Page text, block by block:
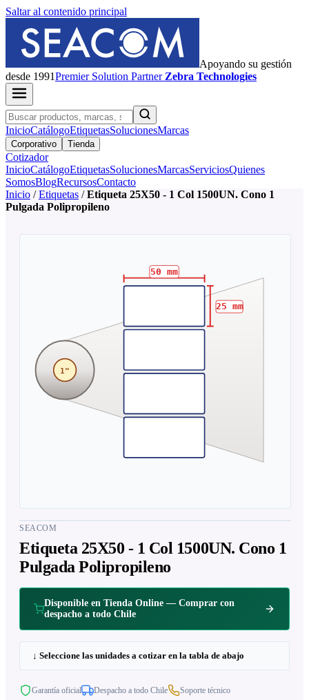
Saltar al contenido principal
Apoyando su gestión
desde 1991PremierSolution Partner Zebra Technologies
InicioCatálogoEtiquetasSolucionesMarcas
Corporativo Tienda
Cotizador
InicioCatálogoEtiquetasSolucionesMarcasServiciosQuienes
SomosBlogRecursosContacto
Inicio / Etiquetas / Etiqueta 25X50 - 1 Col 1500UN. Cono 1
Pulgada Polipropileno
1"
50 mm
25 mm
SEACOM
Etiqueta 25X50 - 1 Col 1500UN. Cono 1
Pulgada Polipropileno
Disponible en Tienda Online — Comprar con
despacho a todo Chile
↓ Seleccione las unidades a cotizar en la tabla de abajo
Garantía oficial Despacho a todo Chile Soporte técnico